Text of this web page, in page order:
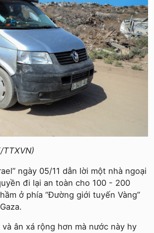
TTXVN)
ngày 05/11 dẫn lời một nhà ngoại
đi lại an toàn cho 100 - 200
ở phía “Đường giới tuyến Vàng”
ân xá rộng hơn mà nước này hy